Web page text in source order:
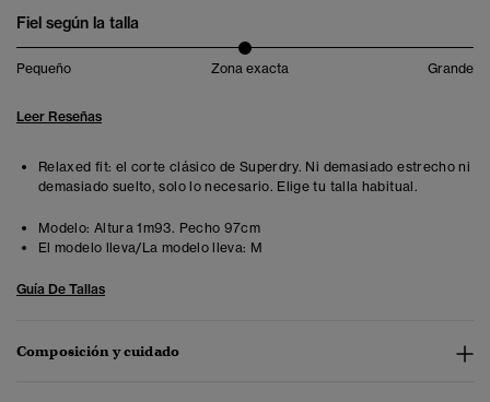
Fiel según la talla
Pequeño Zona exacta Grande
Leer Reseñas
Relaxed fit: el corte clásico de Superdry. Ni demasiado estrecho ni
demasiado suelto, solo lo necesario. Elige tu talla habitual.
Modelo: Altura 1m93. Pecho 97cm
El modelo lleva/La modelo lleva: M
Guía De Tallas
Composición y cuidado